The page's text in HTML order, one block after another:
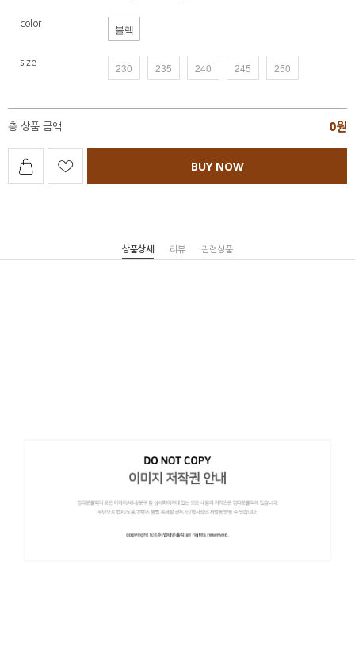
color 블랙
size 230 235 240 245 250
총 상품 금액 0원
BUY NOW
상품상세 리뷰 관련상품